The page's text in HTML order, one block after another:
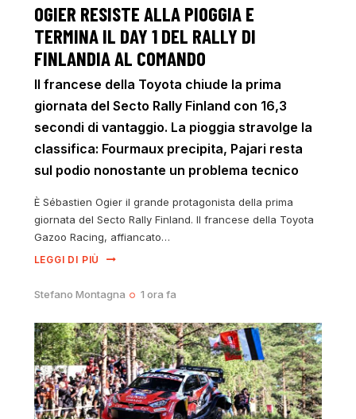
OGIER RESISTE ALLA PIOGGIA E
TERMINA IL DAY 1 DEL RALLY DI
FINLANDIA AL COMANDO
Il francese della Toyota chiude la prima
giornata del Secto Rally Finland con 16,3
secondi di vantaggio. La pioggia stravolge la
classifica: Fourmaux precipita, Pajari resta
sul podio nonostante un problema tecnico
È Sébastien Ogier il grande protagonista della prima
giornata del Secto Rally Finland. Il francese della Toyota
Gazoo Racing, affiancato…
LEGGI DI PIÙ
Stefano Montagna 1 ora fa